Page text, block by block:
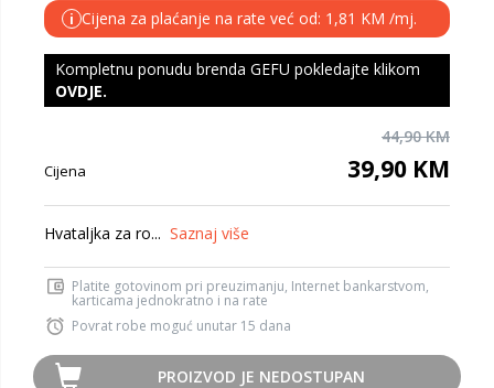
i Cijena za plaćanje na rate već od: 1,81 KM /mj.
Kompletnu ponudu brenda GEFU pokledajte klikom
OVDJE.
44,90 KM
Cijena 39,90 KM
Hvataljka za ro... Saznaj više
Platite gotovinom pri preuzimanju, Internet bankarstvom,
karticama jednokratno i na rate
Povrat robe moguć unutar 15 dana
PROIZVOD JE NEDOSTUPAN